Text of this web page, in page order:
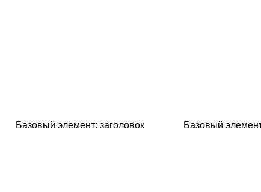
Базовый элемент: заголовок Базовый